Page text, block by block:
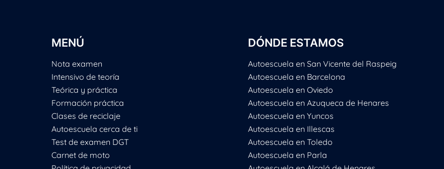
MENÚ
Nota examen
Intensivo de teoría
Teórica y práctica
Formación práctica
Clases de reciclaje
Autoescuela cerca de ti
Test de examen DGT
Carnet de moto
DÓNDE ESTAMOS
Autoescuela en San Vicente del Raspeig
Autoescuela en Barcelona
Autoescuela en Oviedo
Autoescuela en Azuqueca de Henares
Autoescuela en Yuncos
Autoescuela en Illescas
Autoescuela en Toledo
Autoescuela en Parla